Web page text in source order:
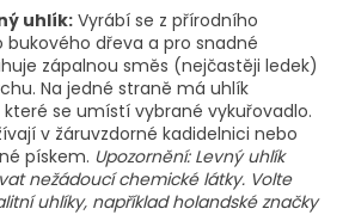
uhlík: Vyrábí se z přírodního
dřeva a pro snadné
zápalnou směs (nejčastěji ledek)
Na jedné straně má uhlík
se umístí vybrané vykuřovadlo.
v žáruvzdorné kadidelnici nebo
pískem. Upozornění: Levný uhlík
nežádoucí chemické látky. Volte
uhlíky, například holandské značky